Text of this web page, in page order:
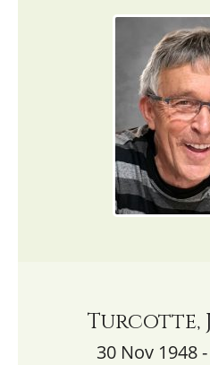
Turcotte,
30 Nov 1948